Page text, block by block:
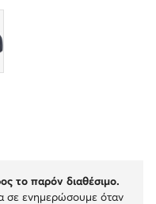
το παρόν διαθέσιμο.
σε ενημερώσουμε όταν